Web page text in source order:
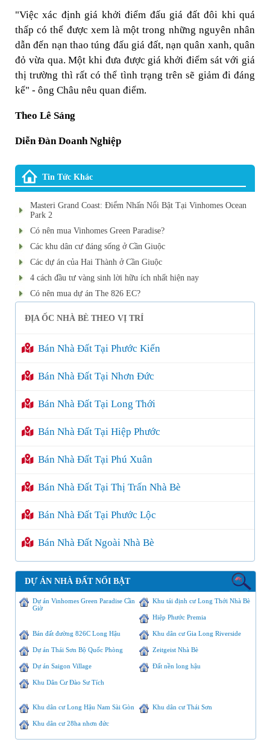
"Việc xác định giá khởi điểm đấu giá đất đôi khi quá
thấp có thể được xem là một trong những nguyên nhân
dẫn đến nạn thao túng đấu giá đất, nạn quân xanh, quân
đỏ vừa qua. Một khi đưa được giá khởi điểm sát với giá
thị trường thì rất có thể tình trạng trên sẽ giảm đi đáng
kể" - ông Châu nêu quan điểm.
Theo Lê Sáng
Diễn Đàn Doanh Nghiệp
Tin Tức Khác
Masteri Grand Coast: Điểm Nhấn Nổi Bật Tại Vinhomes Ocean
Park 2
Có nên mua Vinhomes Green Paradise?
Các khu dân cư đáng sống ở Cần Giuộc
Các dự án của Hai Thành ở Cần Giuộc
4 cách đầu tư vàng sinh lời hữu ích nhất hiện nay
Có nên mua dự án The 826 EC?
ĐỊA ỐC NHÀ BÈ THEO VỊ TRÍ
Bán Nhà Đất Tại Phước Kiển
Bán Nhà Đất Tại Nhơn Đức
Bán Nhà Đất Tại Long Thới
Bán Nhà Đất Tại Hiệp Phước
Bán Nhà Đất Tại Phú Xuân
Bán Nhà Đất Tại Thị Trấn Nhà Bè
Bán Nhà Đất Tại Phước Lộc
Bán Nhà Đất Ngoài Nhà Bè
DỰ ÁN NHÀ ĐẤT NỔI BẬT
Dự án Vinhomes Green Paradise Cần
Giờ
Khu tái định cư Long Thới Nhà Bè
Hiệp Phước Premia
Bán đất đường 826C Long Hậu Khu dân cư Gia Long Riverside
Dự án Thái Sơn Bộ Quốc Phòng Zeitgeist Nhà Bè
Dự án Saigon Village Đất nền long hậu
Khu Dân Cư Đào Sư Tích
Khu dân cư Long Hậu Nam Sài Gòn Khu dân cư Thái Sơn
Khu dân cư 28ha nhơn đức